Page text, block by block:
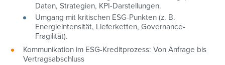
Daten, Strategien, KPI-Darstellungen.
Umgang mit kritischen ESG-Punkten (z. B.
Energieintensität, Lieferketten, Governance-
Fragilität).
Kommunikation im ESG-Kreditprozess: Von Anfrage bis
Vertragsabschluss